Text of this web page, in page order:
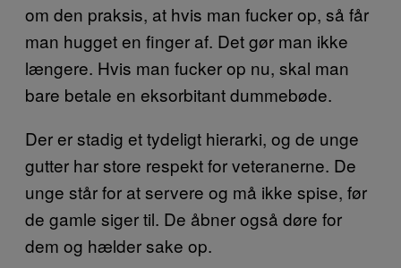
om den praksis, at hvis man fucker op, så får
man hugget en finger af. Det gør man ikke
længere. Hvis man fucker op nu, skal man
bare betale en eksorbitant dummebøde.
Der er stadig et tydeligt hierarki, og de unge
gutter har store respekt for veteranerne. De
unge står for at servere og må ikke spise, før
de gamle siger til. De åbner også døre for
dem og hælder sake op.